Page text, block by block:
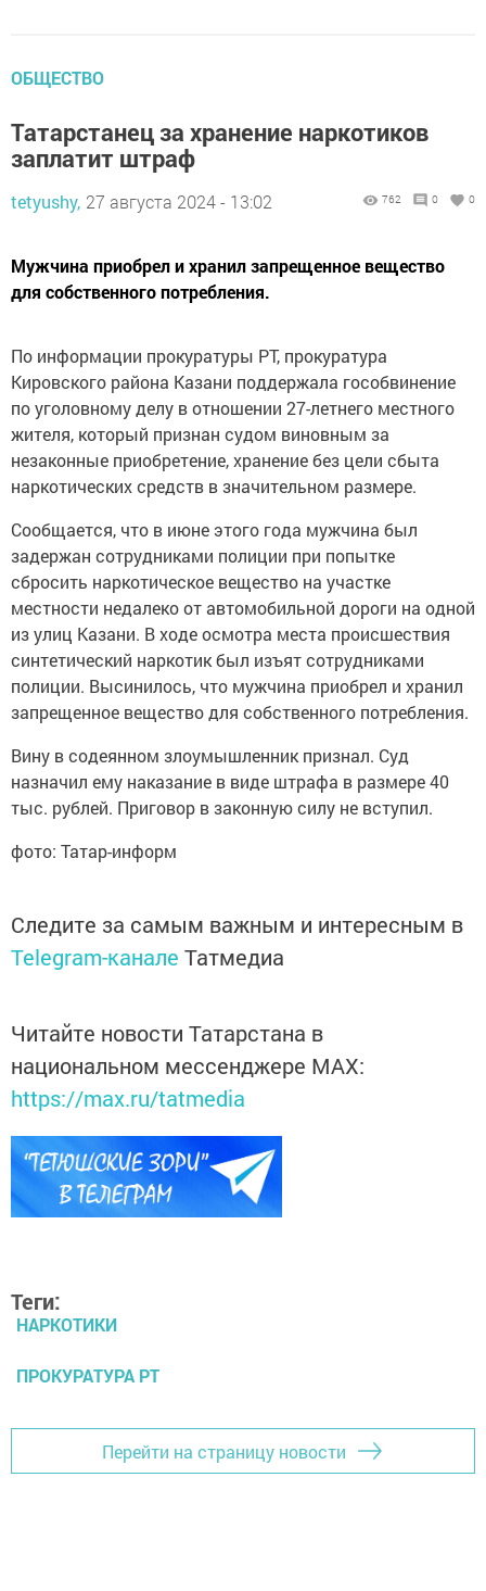
ОБЩЕСТВО
Татарстанец за хранение наркотиков
заплатит штраф
tetyushy, 27 августа 2024 - 13:02 762 0 0
Мужчина приобрел и хранил запрещенное вещество
для собственного потребления.
По информации прокуратуры РТ, прокуратура
Кировского района Казани поддержала гособвинение
по уголовному делу в отношении 27-летнего местного
жителя, который признан судом виновным за
незаконные приобретение, хранение без цели сбыта
наркотических средств в значительном размере.
Сообщается, что в июне этого года мужчина был
задержан сотрудниками полиции при попытке
сбросить наркотическое вещество на участке
местности недалеко от автомобильной дороги на одной
из улиц Казани. В ходе осмотра места происшествия
синтетический наркотик был изъят сотрудниками
полиции. Высинилось, что мужчина приобрел и хранил
запрещенное вещество для собственного потребления.
Вину в содеянном злоумышленник признал. Суд
назначил ему наказание в виде штрафа в размере 40
тыс. рублей. Приговор в законную силу не вступил.
фото: Татар-информ
Следите за самым важным и интересным в
Telegram-канале Татмедиа
Читайте новости Татарстана в
национальном мессенджере MАХ:
https://max.ru/tatmedia
Теги:
НАРКОТИКИ
ПРОКУРАТУРА РТ
Перейти на страницу новости